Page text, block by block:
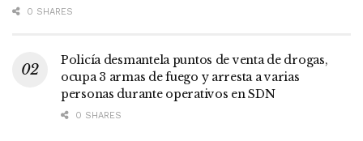
0 SHARES
Policía desmantela puntos de venta de drogas,
ocupa 3 armas de fuego y arresta a varias
personas durante operativos en SDN
0 SHARES